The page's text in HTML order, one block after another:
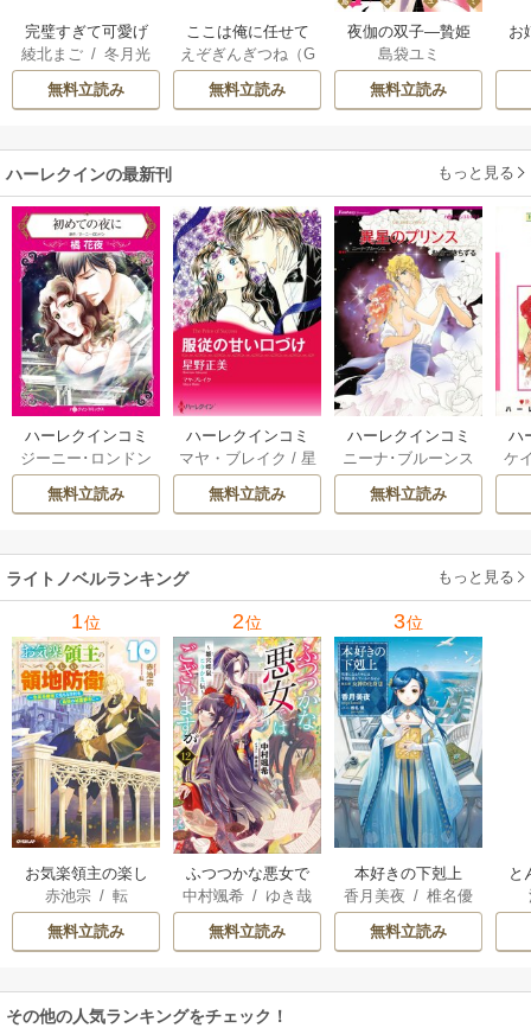
完璧すぎて可愛げ
がないと婚約破棄
された聖女は隣国
に売られる
綾北まご /冬月光
輝/昌未
無料立読み
ここは俺に任せて
先に行けと言って
から10年がたった
ら伝説になってい
えぞぎんぎつね（G
Aノベル／SBクリ
エイティブ刊）
eCHA
無料立読み
夜伽の双子―贄姫
は二人の王子に愛
される―
島袋ユミ
無料立読み
お
ハーレクインの最新刊 もっと見る
ハーレクインコミ
ックス セット 202
6年 vol.1064 1巻
ジーニー･ロンドン
橘花夜/ メアリ
ー･ライアンズ
ーガン/星合操/ア
ン･ウィール/ 津寺
里可子
無料立読み
ハーレクインコミ
ックス セット 202
6年 vol.1002 1巻
マヤ・ブレイク / 星
野正美/ ヘレン･ブ
ルックス/のわきね
ウェイ/一重夕子
無料立読み
ハーレクインコミ
ックス セット 202
6年 vol.1063 1巻
ニーナ･ブルーンス
おおつきちずる
レベッカ･ヨーク
ーディ/海野みつる
サラ･ウッド/流
水凛子
無料立読み
ハ
ッ
ケ
ザ
ライトノベルランキング もっと見る
1位
お気楽領主の楽し
い領地防衛
赤池宗/ 転
無料立読み
2位
ふつつかな悪女で
はございますが
中村颯希 / ゆき哉
無料立読み
3位
本好きの下剋上
香月美夜 /椎名優
無料立読み
と
その他の人気ランキングをチェック！